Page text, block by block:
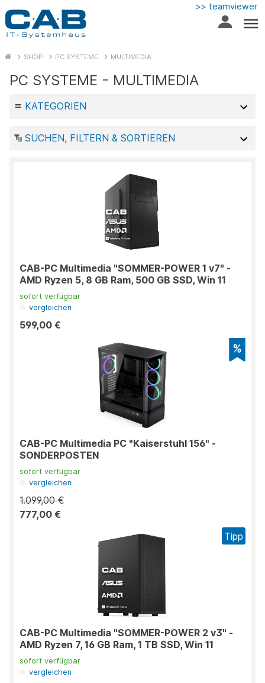
>> teamviewer
SHOP PC SYSTEME MULTIMEDIA
PC SYSTEME - MULTIMEDIA
KATEGORIEN
SUCHEN, FILTERN & SORTIEREN
CAB-PC Multimedia "SOMMER-POWER 1 v7" -
AMD Ryzen 5, 8 GB Ram, 500 GB SSD, Win 11
sofort verfügbar
vergleichen
599,00 €
CAB-PC Multimedia PC "Kaiserstuhl 156" -
SONDERPOSTEN
sofort verfügbar
vergleichen
1.099,00 €
777,00 €
Tipp
CAB-PC Multimedia "SOMMER-POWER 2 v3" -
AMD Ryzen 7, 16 GB Ram, 1 TB SSD, Win 11
sofort verfügbar
vergleichen